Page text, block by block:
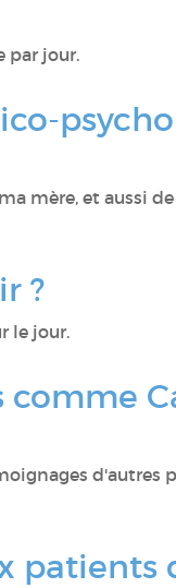
par jour.
mère, et aussi
?
le jour.
d'autres